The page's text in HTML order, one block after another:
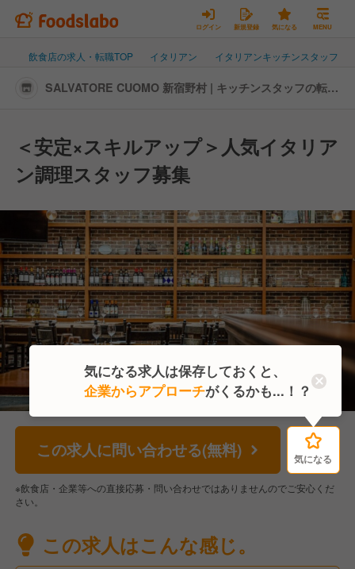
ログイン 新規登録 気になる MENU
飲食店の求人・転職TOP イタリアン イタリアンキッチンスタッフ
SALVATORE CUOMO 新宿野村 | キッチンスタッフの転
＜安定×スキルアップ＞人気イタリア
ン調理スタッフ募集
この求人に問い合わせる(無料) 気になる
※飲食店・企業等への直接応募・問い合わせではありませんのでご安心くだ
さい。
この求人はこんな感じ。
気になる
気になる求人は保存しておくと、
企業からアプローチがくるかも...！？